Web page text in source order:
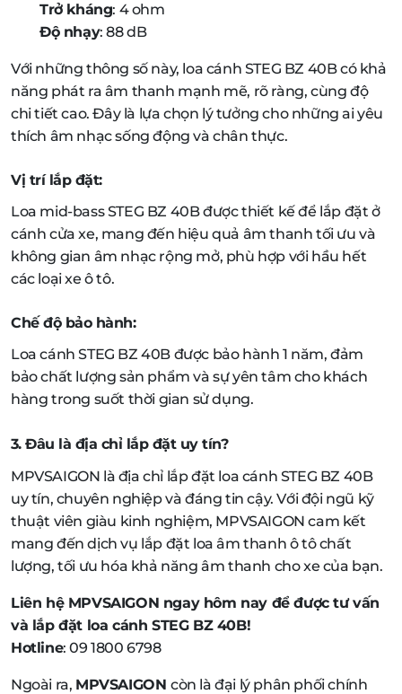
Trở kháng: 4 ohm
Độ nhạy: 88 dB
Với những thông số này, loa cánh STEG BZ 40B có khả
năng phát ra âm thanh mạnh mẽ, rõ ràng, cùng độ
chi tiết cao. Đây là lựa chọn lý tưởng cho những ai yêu
thích âm nhạc sống động và chân thực.
Vị trí lắp đặt:
Loa mid-bass STEG BZ 40B được thiết kế để lắp đặt ở
cánh cửa xe, mang đến hiệu quả âm thanh tối ưu và
không gian âm nhạc rộng mở, phù hợp với hầu hết
các loại xe ô tô.
Chế độ bảo hành:
Loa cánh STEG BZ 40B được bảo hành 1 năm, đảm
bảo chất lượng sản phẩm và sự yên tâm cho khách
hàng trong suốt thời gian sử dụng.
3. Đâu là địa chỉ lắp đặt uy tín?
MPVSAIGON là địa chỉ lắp đặt loa cánh STEG BZ 40B
uy tín, chuyên nghiệp và đáng tin cậy. Với đội ngũ kỹ
thuật viên giàu kinh nghiệm, MPVSAIGON cam kết
mang đến dịch vụ lắp đặt loa âm thanh ô tô chất
lượng, tối ưu hóa khả năng âm thanh cho xe của bạn.
Liên hệ MPVSAIGON ngay hôm nay để được tư vấn
và lắp đặt loa cánh STEG BZ 40B!
Hotline: 09 1800 6798
Ngoài ra, MPVSAIGON còn là đại lý phân phối chính